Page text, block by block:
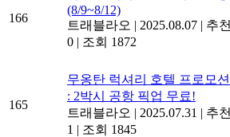
166
(8/9~8/12)
트래블라오 | 2025.08.07 | 추천
0 | 조회 1872
165
무옹탄 럭셔리 호텔 프로모션
: 2박시 공항 픽업 무료!
트래블라오 | 2025.07.31 | 추천
1 | 조회 1845